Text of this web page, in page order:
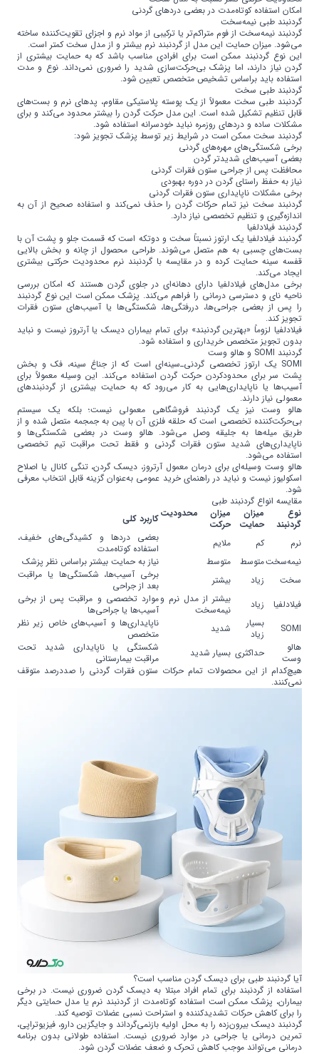
امکان استفاده کوتاه‌مدت در بعضی دردهای گردنی
گردنبند طبی نیمه‌سخت
گردنبند نیمه‌سخت از فوم متراکم‌تر یا ترکیبی از مواد نرم و اجزای تقویت‌کننده ساخته
می‌شود. میزان حمایت این مدل از گردنبند نرم بیشتر و از مدل سخت کمتر است.
این نوع گردنبند ممکن است برای افرادی مناسب باشد که به حمایت بیشتری از
گردن نیاز دارند، اما پزشک بی‌حرکت‌سازی شدید را ضروری نمی‌داند. نوع و مدت
استفاده باید براساس تشخیص متخصص تعیین شود.
گردنبند طبی سخت
گردنبند طبی سخت معمولاً از یک پوسته پلاستیکی مقاوم، پدهای نرم و بست‌های
قابل تنظیم تشکیل شده است. این مدل حرکت گردن را بیشتر محدود می‌کند و برای
مشکلات ساده و دردهای روزمره نباید خودسرانه استفاده شود.
گردنبند سخت ممکن است در شرایط زیر توسط پزشک تجویز شود:
برخی شکستگی‌های مهره‌های گردنی
بعضی آسیب‌های شدیدتر گردن
محافظت پس از جراحی ستون فقرات گردنی
نیاز به حفظ راستای گردن در دوره بهبودی
برخی مشکلات ناپایداری ستون فقرات گردنی
گردنبند سخت نیز تمام حرکات گردن را حذف نمی‌کند و استفاده صحیح از آن به
اندازه‌گیری و تنظیم تخصصی نیاز دارد.
گردنبند فیلادلفیا
گردنبند فیلادلفیا یک ارتوز نسبتاً سخت و دو‌تکه است که قسمت جلو و پشت آن با
بست‌های چسبی به هم متصل می‌شوند. طراحی محصول از چانه و بخش بالایی
قفسه سینه حمایت کرده و در مقایسه با گردنبند نرم محدودیت حرکتی بیشتری
ایجاد می‌کند.
برخی مدل‌های فیلادلفیا دارای دهانه‌ای در جلوی گردن هستند که امکان بررسی
ناحیه نای و دسترسی درمانی را فراهم می‌کند. پزشک ممکن است این نوع گردنبند
را پس از بعضی جراحی‌ها، دررفتگی‌ها، شکستگی‌ها یا آسیب‌های ستون فقرات
تجویز کند.
فیلادلفیا لزوماً «بهترین گردنبند» برای تمام بیماران دیسک یا آرتروز نیست و نباید
بدون تجویز متخصص خریداری و استفاده شود.
گردنبند SOMI و هالو وست
SOMI یک ارتوز تخصصی گردنی‌ـ‌سینه‌ای است که از جناغ سینه، فک و بخش
پشت سر برای محدودکردن حرکت گردن استفاده می‌کند. این وسیله معمولاً برای
آسیب‌ها یا ناپایداری‌هایی به کار می‌رود که به حمایت بیشتری از گردنبندهای
معمولی نیاز دارند.
هالو وست نیز یک گردنبند فروشگاهی معمولی نیست؛ بلکه یک سیستم
بی‌حرکت‌کننده تخصصی است که حلقه فلزی آن با پین به جمجمه متصل شده و از
طریق میله‌ها به جلیقه وصل می‌شود. هالو وست در بعضی شکستگی‌ها و
ناپایداری‌های شدید ستون فقرات گردنی و فقط تحت مراقبت تیم تخصصی
استفاده می‌شود.
هالو وست وسیله‌ای برای درمان معمول آرتروز، دیسک گردن، تنگی کانال یا اصلاح
اسکولیوز نیست و نباید در راهنمای خرید عمومی به‌عنوان گزینه قابل انتخاب معرفی
شود.
مقایسه انواع گردنبند طبی
نوع
گردنبند
میزان
حمایت
میزان محدودیت
حرکت
کاربرد کلی
نرم
کم ملایم
بعضی دردها و کشیدگی‌های خفیف،
استفاده کوتاه‌مدت
نیمه‌سختمتوسط متوسط
نیاز به حمایت بیشتر براساس نظر پزشک
سخت
زیاد بیشتر
برخی آسیب‌ها، شکستگی‌ها یا مراقبت
بعد از جراحی
فیلادلفیا
زیاد
بیشتر از مدل نرم و
نیمه‌سخت
موارد تخصصی و مراقبت پس از برخی
آسیب‌ها یا جراحی‌ها
SOMI
بسیار
زیاد
شدید
ناپایداری‌ها و آسیب‌های خاص زیر نظر
متخصص
هالو
وست
حداکثری بسیار شدید
شکستگی یا ناپایداری شدید تحت
مراقبت بیمارستانی
هیچ‌کدام از این محصولات تمام حرکات ستون فقرات گردنی را صددرصد متوقف
نمی‌کنند.
آیا گردنبند طبی برای دیسک گردن مناسب است؟
استفاده از گردنبند برای تمام افراد مبتلا به دیسک گردن ضروری نیست. در برخی
بیماران، پزشک ممکن است استفاده کوتاه‌مدت از گردنبند نرم یا مدل حمایتی دیگر
را برای کاهش حرکات تشدیدکننده و استراحت نسبی عضلات توصیه کند.
گردنبند دیسک بیرون‌زده را به محل اولیه بازنمی‌گرداند و جایگزین دارو، فیزیوتراپی،
تمرین درمانی یا جراحی در موارد ضروری نیست. استفاده طولانی بدون برنامه
درمانی می‌تواند موجب کاهش تحرک و ضعف عضلات گردن شود.